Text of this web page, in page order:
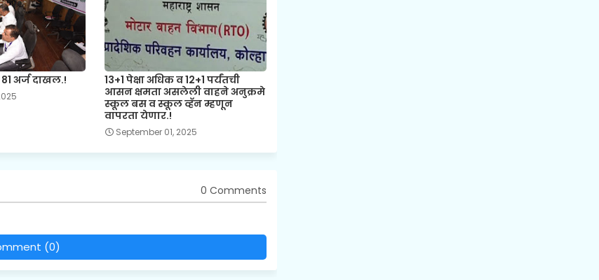
अर्ज दाखल.!
13+1 पेक्षा अधिक व 12+1 पर्यंतची
आसन क्षमता असलेली वाहने अनुक्रमे
स्कूल बस व स्कूल व्हॅन म्हणून
वापरता येणार.!
September 01, 2025
0 Comments
(0)